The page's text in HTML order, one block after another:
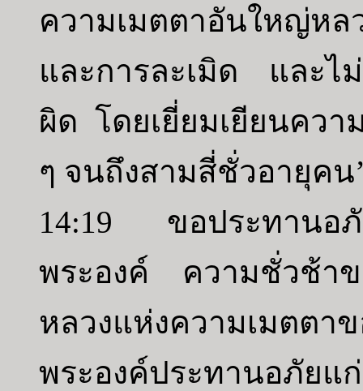
ความเมตตาอันใหญ่ห
และการละเมิด และไ
ผิด โดยเยี่ยมเยียนคว
ๆ จนถึงสามสี่ชั่วอายุคน
14:19 ขอประทานอ
พระองค์ ความชั่วช้า
หลวงแห่งความเมต
พระองค์ประทานอภัยแ